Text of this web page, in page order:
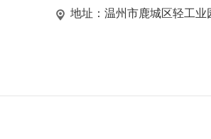
地址：温州市鹿城区轻工业